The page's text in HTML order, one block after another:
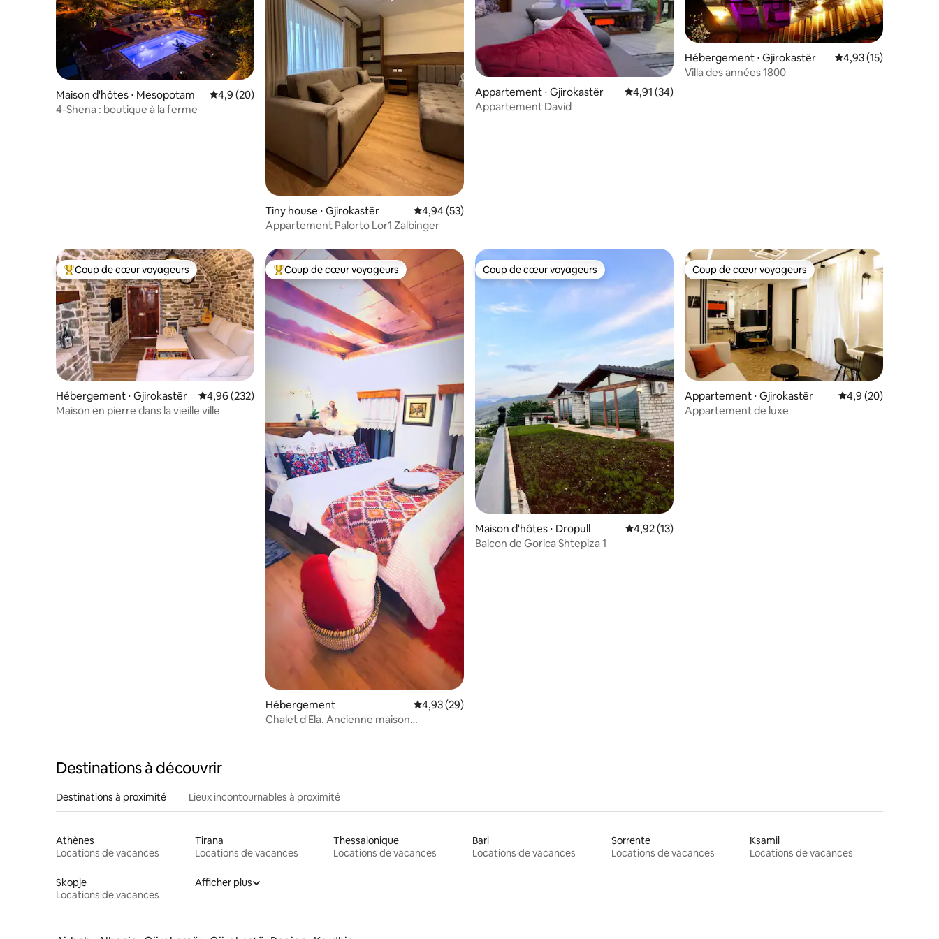
Maison d'hôtes ⋅ Mesopotam Évaluation moyenne sur la base de 20 commentaires : 4,9 sur 5
4,9 (20)
4-Shena : boutique à la ferme
Tiny house ⋅ Gjirokastër Évaluation moyenne sur la base de 53 commentaires : 4,94 sur 5
4,94 (53)
Appartement Palorto Lor1 Zalbinger
Appartement ⋅ Gjirokastër Évaluation moyenne sur la base de 34 commentaires : 4,91 sur 5
4,91 (34)
Appartement David
Hébergement ⋅ Gjirokastër Évaluation moyenne
4,93 (15)
Villa des années 1800
Coups de cœur voyageurs les plus appréciés
Coup de cœur voyageurs
Hébergement ⋅ Gjirokastër Évaluation moyenne sur la base de 232 commentaires : 4,96 sur 5
4,96 (232)
Maison en pierre dans la vieille ville
Coups de cœur voyageurs les plus appréciés
Coup de cœur voyageurs
Hébergement Évaluation moyenne sur la base de 29 commentaires : 4,93 sur 5
4,93 (29)
Chalet d'Ela. Ancienne maison
Coup de cœur voyageurs
Coup de cœur voyageurs
Maison d'hôtes ⋅ Dropull Évaluation moyenne sur la base de 13 commentaires : 4,92 sur 5
4,92 (13)
Balcon de Gorica Shtepiza 1
Coup de cœur voyageurs
Coup de cœur voyageurs
Appartement ⋅ Gjirokastër Évaluation moyenne
4,9 (20)
Appartement de luxe
Destinations à découvrir
Destinations à proximité Lieux incontournables à proximité
Athènes
Locations de vacances
Tirana
Locations de vacances
Thessalonique
Locations de vacances
Bari
Locations de vacances
Sorrente
Locations de vacances
Ksamil
Locations de vacances
Skopje
Locations de vacances
Afficher plus